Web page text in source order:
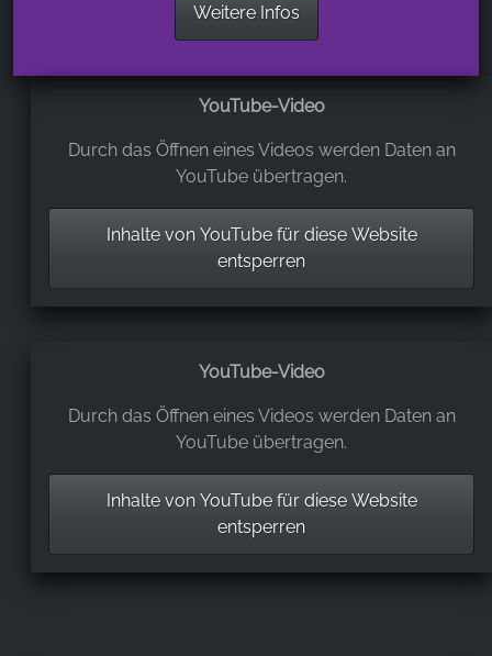
Weitere Infos
YouTube-Video
Durch das Öffnen eines Videos werden Daten an
YouTube übertragen.
Inhalte von YouTube für diese Website
entsperren
YouTube-Video
Durch das Öffnen eines Videos werden Daten an
YouTube übertragen.
Inhalte von YouTube für diese Website
entsperren